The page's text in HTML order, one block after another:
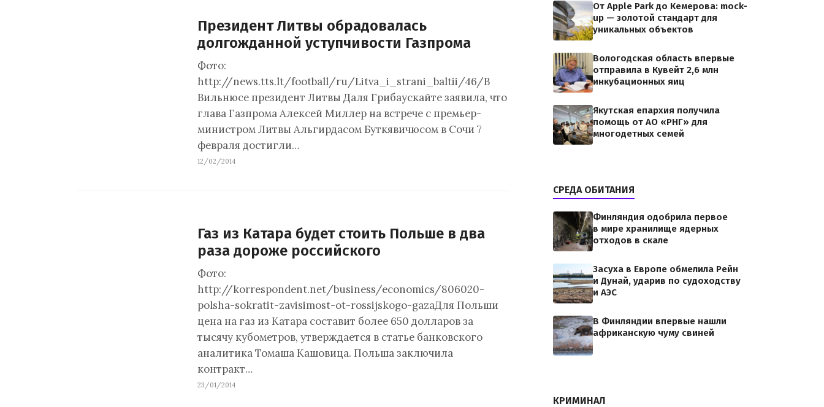
Президент Литвы обрадовалась
долгожданной уступчивости Газпрома
Фото:
http://news.tts.lt/football/ru/Litva_i_strani_baltii/46/В
Вильнюсе президент Литвы Даля Грибаускайте заявила, что
глава Газпрома Алексей Миллер на встрече с премьер-
министром Литвы Альгирдасом Буткявичюсом в Сочи 7
февраля достигли…
12/02/2014
Газ из Катара будет стоить Польше в два
раза дороже российского
Фото:
http://korrespondent.net/business/economics/806020-
polsha-sokratit-zavisimost-ot-rossijskogo-gazaДля Польши
цена на газ из Катара составит более 650 долларов за
тысячу кубометров, утверждается в статье банковского
аналитика Томаша Кашовица. Польша заключила
контракт…
23/01/2014
От Apple Park до Кемерова: mock-
up — золотой стандарт для
уникальных объектов
Вологодская область впервые
отправила в Кувейт 2,6 млн
инкубационных яиц
Якутская епархия получила
помощь от АО «РНГ» для
многодетных семей
СРЕДА ОБИТАНИЯ
Финляндия одобрила первое
в мире хранилище ядерных
отходов в скале
Засуха в Европе обмелила Рейн
и Дунай, ударив по судоходству
и АЭС
В Финляндии впервые нашли
африканскую чуму свиней
КРИМИНАЛ